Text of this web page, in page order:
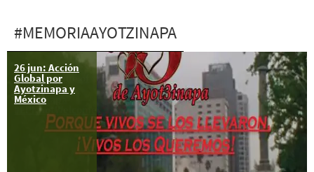
#MEMORIAAYOTZINAPA
26 jun: Acción
Global por
Ayotzinapa y
México
January 6
Communiqué of
the Frente
Ayotzinapa
#EPNnotWelcome